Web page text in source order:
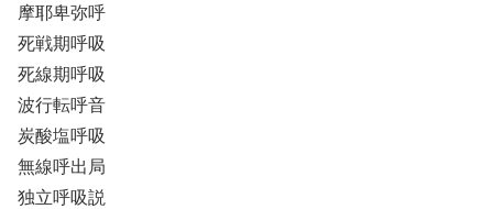
摩耶卑弥呼
死戦期呼吸
死線期呼吸
波行転呼音
炭酸塩呼吸
無線呼出局
独立呼吸説